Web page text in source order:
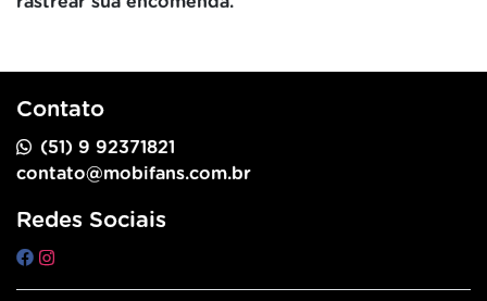
Contato
(51) 9 92371821
contato@mobifans.com.br
Redes Sociais